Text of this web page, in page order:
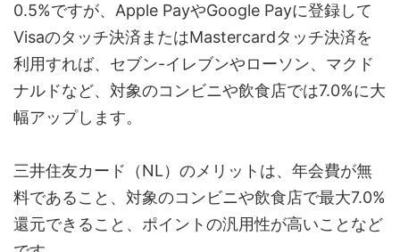
0.5%ですが、Apple PayやGoogle Payに登録して
Visaのタッチ決済またはMastercardタッチ決済を
利用すれば、セブン-イレブンやローソン、マクド
ナルドなど、対象のコンビニや飲食店では7.0%に大
幅アップします。
三井住友カード（NL）のメリットは、年会費が無
料であること、対象のコンビニや飲食店で最大7.0%
還元できること、ポイントの汎用性が高いことなど